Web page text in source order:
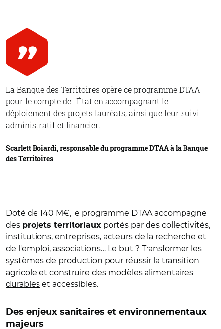
La Banque des Territoires opère ce programme DTAA
pour le compte de l'État en accompagnant le
déploiement des projets lauréats, ainsi que leur suivi
administratif et financier.
Scarlett Boiardi, responsable du programme DTAA à la Banque
des Territoires
Doté de 140 M€, le programme DTAA accompagne
des projets territoriaux portés par des collectivités,
institutions, entreprises, acteurs de la recherche et
de l'emploi, associations… Le but ? Transformer les
systèmes de production pour réussir la transition
agricole et construire des modèles alimentaires
durables et accessibles.
Des enjeux sanitaires et environnementaux
majeurs